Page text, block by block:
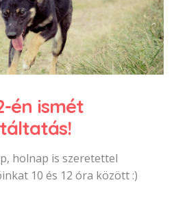
én ismét
holnap is szeretettel
10 és 12 óra között :)